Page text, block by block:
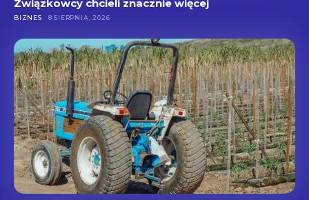
Związkowcy chcieli znacznie więcej
BIZNES 8 SIERPNIA, 2026